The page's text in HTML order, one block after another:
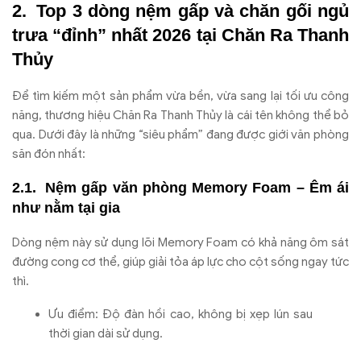
Top 3 dòng nệm gấp và chăn gối ngủ
trưa “đỉnh” nhất 2026 tại Chăn Ra Thanh
Thủy
Để tìm kiếm một sản phẩm vừa bền, vừa sang lại tối ưu công
năng, thương hiệu Chăn Ra Thanh Thủy là cái tên không thể bỏ
qua. Dưới đây là những “siêu phẩm” đang được giới văn phòng
săn đón nhất:
Nệm gấp văn phòng Memory Foam – Êm ái
như nằm tại gia
Dòng nệm này sử dụng lõi Memory Foam có khả năng ôm sát
đường cong cơ thể, giúp giải tỏa áp lực cho cột sống ngay tức
thì.
Ưu điểm: Độ đàn hồi cao, không bị xẹp lún sau
thời gian dài sử dụng.